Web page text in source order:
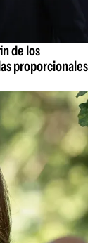
de los
proporcionales